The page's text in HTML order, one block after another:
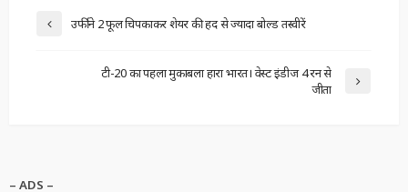
उर्फी ने 2 फूल चिपकाकर शेयर की हद से ज्यादा बोल्ड तस्वीरें
टी-20 का पहला मुकाबला हारा भारत। वेस्ट इंडीज 4 रन से
जीता
– ADS –